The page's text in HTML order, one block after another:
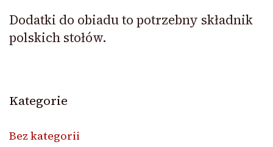
Dodatki do obiadu to potrzebny składnik
polskich stołów.
Kategorie
Bez kategorii